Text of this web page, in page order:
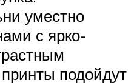
уместно
с ярко-
подойдут